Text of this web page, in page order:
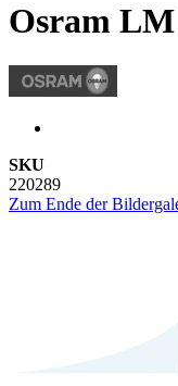
Osram LM
SKU
220289
Zum Ende der